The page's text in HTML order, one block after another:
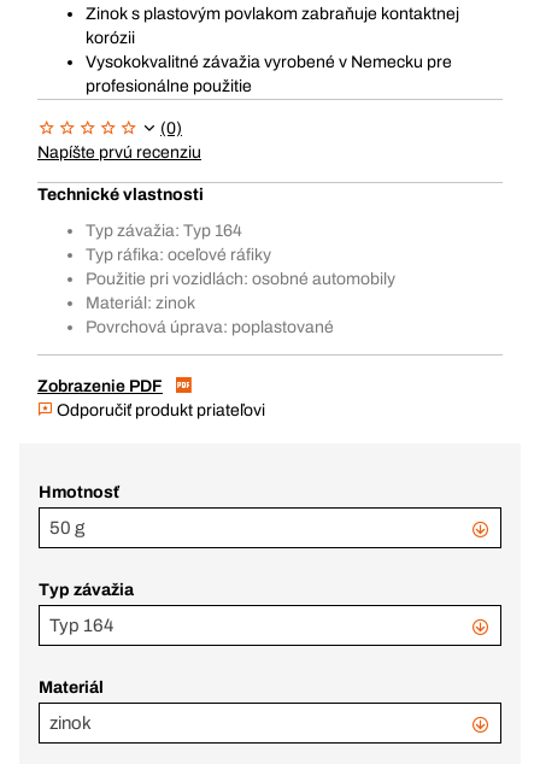
Zinok s plastovým povlakom zabraňuje kontaktnej
korózii
Vysokokvalitné závažia vyrobené v Nemecku pre
profesionálne použitie
(0)
Napíšte prvú recenziu
Technické vlastnosti
Typ závažia: Typ 164
Typ ráfika: oceľové ráfiky
Použitie pri vozidlách: osobné automobily
Materiál: zinok
Povrchová úprava: poplastované
Zobrazenie PDF
Odporučiť produkt priateľovi
Hmotnosť
50 g
Typ závažia
Typ 164
Materiál
zinok